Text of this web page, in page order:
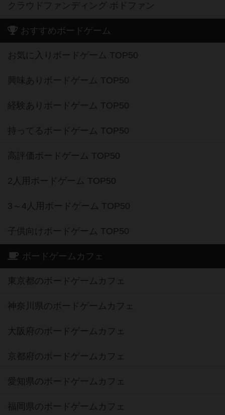
クラウドファンディング ボドファン
おすすめボードゲーム
お気に入りボードゲーム TOP50
興味ありボードゲーム TOP50
経験ありボードゲーム TOP50
持ってるボードゲーム TOP50
高評価ボードゲーム TOP50
2人用ボードゲーム TOP50
3～4人用ボードゲーム TOP50
子供向けボードゲーム TOP50
ボードゲームカフェ
東京都のボードゲームカフェ
神奈川県のボードゲームカフェ
大阪府のボードゲームカフェ
京都府のボードゲームカフェ
愛知県のボードゲームカフェ
福岡県のボードゲームカフェ